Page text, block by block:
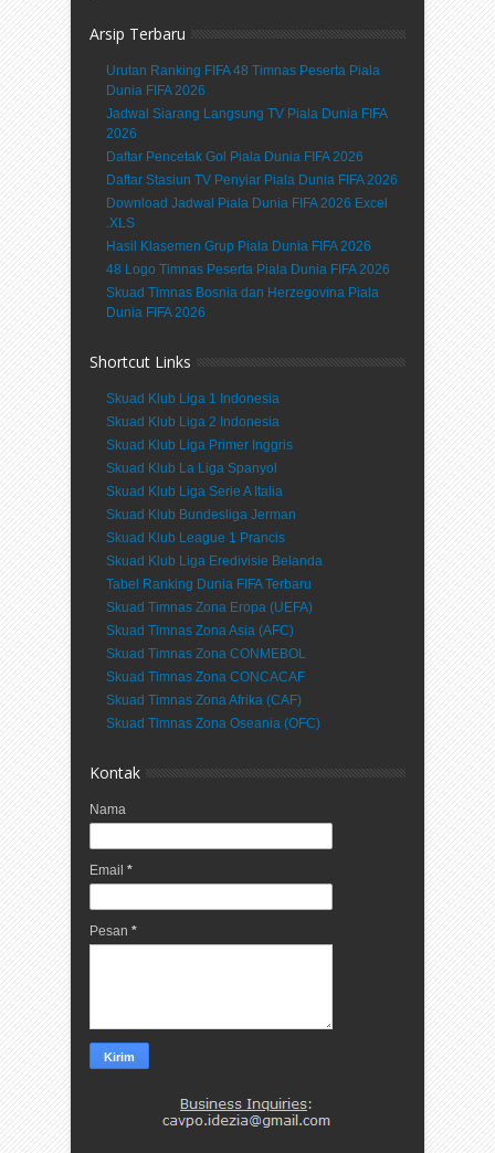
Arsip Terbaru
Urutan Ranking FIFA 48 Timnas Peserta Piala
Dunia FIFA 2026
Jadwal Siarang Langsung TV Piala Dunia FIFA
2026
Daftar Pencetak Gol Piala Dunia FIFA 2026
Daftar Stasiun TV Penyiar Piala Dunia FIFA 2026
Download Jadwal Piala Dunia FIFA 2026 Excel
.XLS
Hasil Klasemen Grup Piala Dunia FIFA 2026
48 Logo Timnas Peserta Piala Dunia FIFA 2026
Skuad Timnas Bosnia dan Herzegovina Piala
Dunia FIFA 2026
Shortcut Links
Skuad Klub Liga 1 Indonesia
Skuad Klub Liga 2 Indonesia
Skuad Klub Liga Primer Inggris
Skuad Klub La Liga Spanyol
Skuad Klub Liga Serie A Italia
Skuad Klub Bundesliga Jerman
Skuad Klub League 1 Prancis
Skuad Klub Liga Eredivisie Belanda
Tabel Ranking Dunia FIFA Terbaru
Skuad Timnas Zona Eropa (UEFA)
Skuad Timnas Zona Asia (AFC)
Skuad Timnas Zona CONMEBOL
Skuad Timnas Zona CONCACAF
Skuad Timnas Zona Afrika (CAF)
Skuad Timnas Zona Oseania (OFC)
Kontak
Nama
Email *
Pesan *